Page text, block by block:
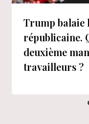
Trump
républicaine.
deuxième
travailleurs ?